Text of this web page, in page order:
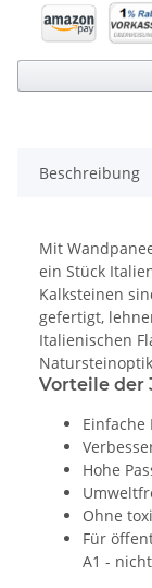
Beschreibung
Mit
ein Stück
Kalksteinen
gefertigt,
Italienischen
Vorteile der
Einfache
Hohe
Ohne
Für
A1 -